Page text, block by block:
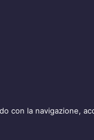
con la navigazione,